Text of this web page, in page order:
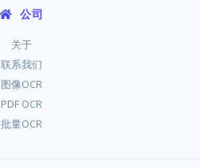
公司
关于
联系我们
图像OCR
PDF OCR
批量OCR